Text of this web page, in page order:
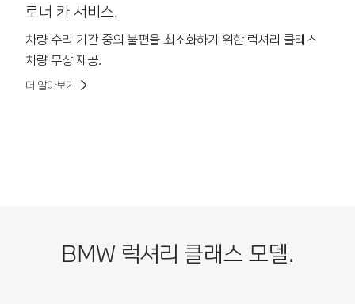
로너 카 서비스.
차량 수리 기간 중의 불편을 최소화하기 위한 럭셔리 클래스
차량 무상 제공.
더 알아보기
BMW 럭셔리 클래스 모델.